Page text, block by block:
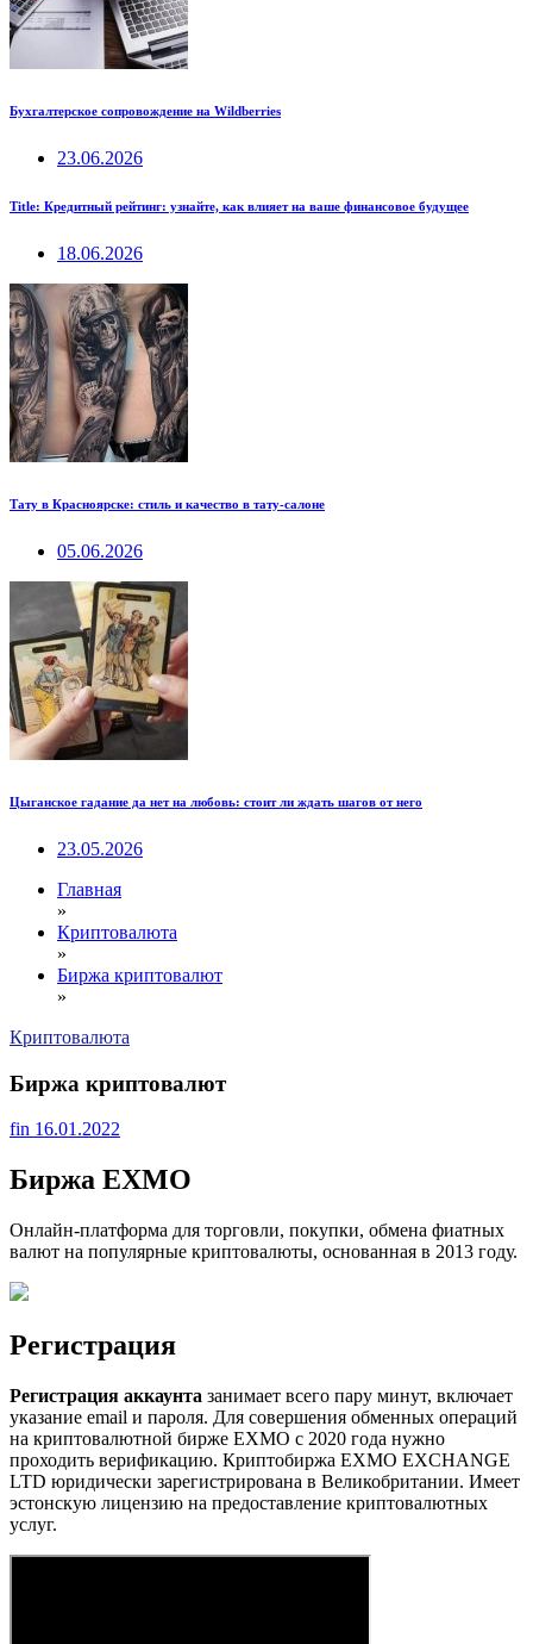
Бухгалтерское сопровождение на Wildberries
23.06.2026
Title: Кредитный рейтинг: узнайте, как влияет на ваше финансовое будущее
18.06.2026
Тату в Красноярске: стиль и качество в тату-салоне
05.06.2026
Цыганское гадание да нет на любовь: стоит ли ждать шагов от него
23.05.2026
Главная
»
Криптовалюта
»
Биржа криптовалют
»
Криптовалюта
Биржа криптовалют
fin 16.01.2022
Биржа EXMO
Онлайн-платформа для торговли, покупки, обмена фиатных
валют на популярные криптовалюты, основанная в 2013 году.
Регистрация
Регистрация аккаунта занимает всего пару минут, включает
указание email и пароля. Для совершения обменных операций
на криптовалютной бирже EXMO с 2020 года нужно
проходить верификацию. Криптобиржа EXMO EXCHANGE
LTD юридически зарегистрирована в Великобритании. Имеет
эстонскую лицензию на предоставление криптовалютных
услуг.